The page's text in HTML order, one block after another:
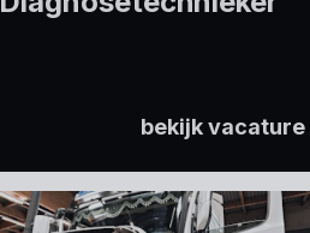
bekijk vacature